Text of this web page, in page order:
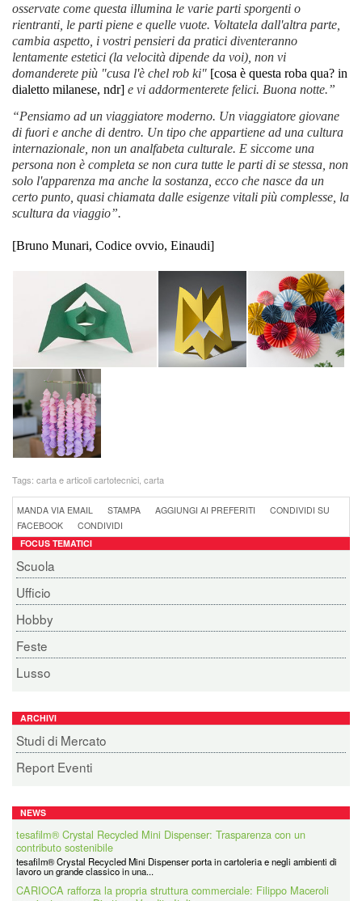
osservate come questa illumina le varie parti sporgenti o
rientranti, le parti piene e quelle vuote. Voltatela dall'altra parte,
cambia aspetto, i vostri pensieri da pratici diventeranno
lentamente estetici (la velocità dipende da voi), non vi
domanderete più "cusa l'è chel rob ki" [cosa è questa roba qua? in
dialetto milanese, ndr] e vi addormenterete felici. Buona notte.”
“Pensiamo ad un viaggiatore moderno. Un viaggiatore giovane
di fuori e anche di dentro. Un tipo che appartiene ad una cultura
internazionale, non un analfabeta culturale. E siccome una
persona non è completa se non cura tutte le parti di se stessa, non
solo l'apparenza ma anche la sostanza, ecco che nasce da un
certo punto, quasi chiamata dalle esigenze vitali più complesse, la
scultura da viaggio”.
[Bruno Munari, Codice ovvio, Einaudi]
Tags: carta e articoli cartotecnici carta
MANDA VIA EMAIL STAMPA AGGIUNGI AI PREFERITI
CONDIVIDI SU
FACEBOOK
CONDIVIDI
FOCUS TEMATICI
Scuola
Ufficio
Hobby
Feste
Lusso
ARCHIVI
Studi di Mercato
Report Eventi
NEWS
tesafilm® Crystal Recycled Mini Dispenser: Trasparenza con un
contributo sostenibile
tesafilm® Crystal Recycled Mini Dispenser porta in cartoleria e negli ambienti di
lavoro un grande classico in una...
CARIOCA rafforza la propria struttura commerciale: Filippo Maceroli